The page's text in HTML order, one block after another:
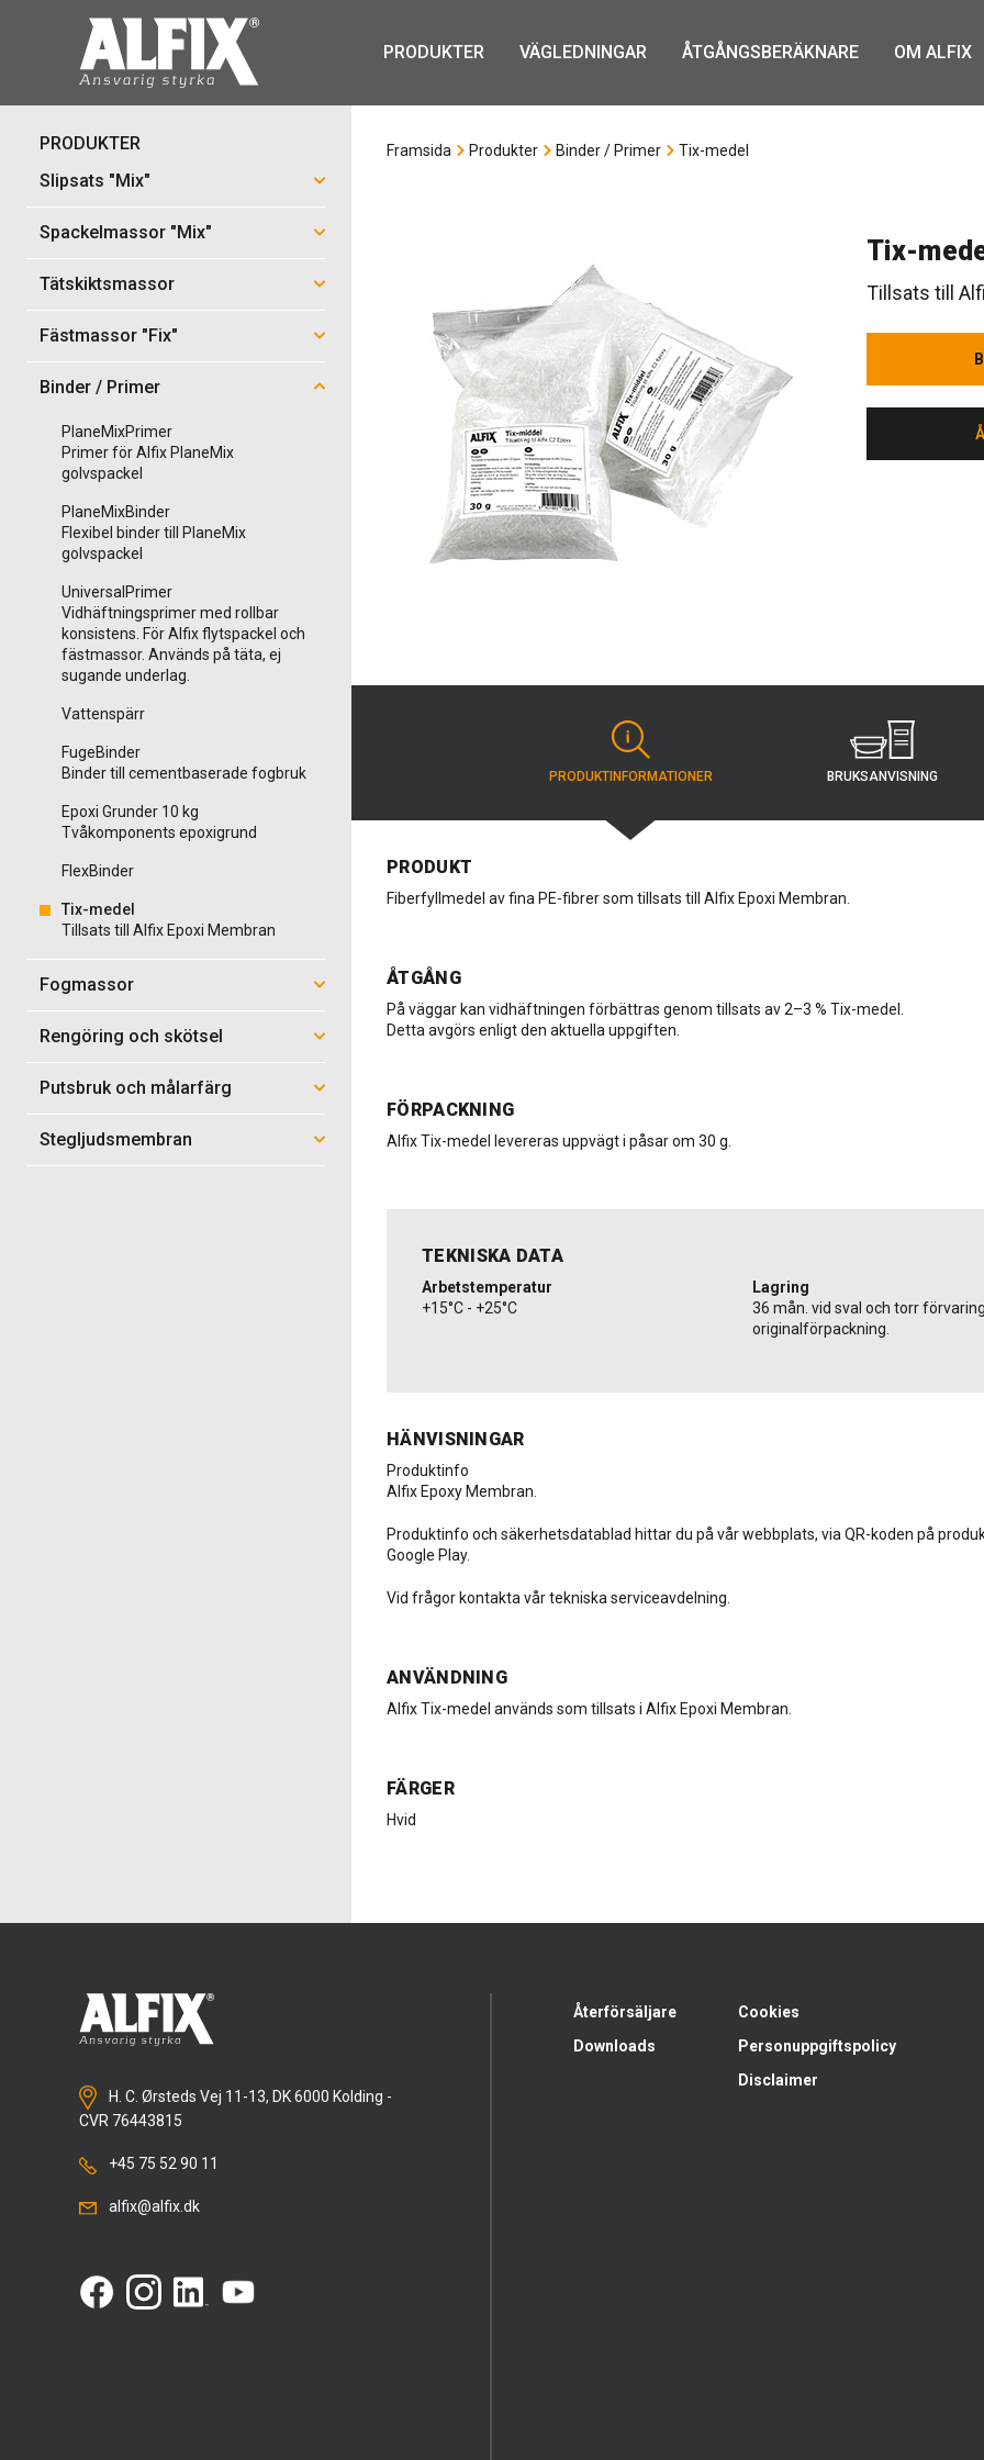
PRODUKTER VÄGLEDNINGAR ÅTGÅNGSBERÄKNARE OM ALFIX
PRODUKTER
Slipsats "Mix"
Spackelmassor "Mix"
Tätskiktsmassor
Fästmassor "Fix"
Binder / Primer
PlaneMixPrimer
Primer för Alfix PlaneMix
golvspackel
PlaneMixBinder
Flexibel binder till PlaneMix
golvspackel
UniversalPrimer
Vidhäftningsprimer med rollbar
konsistens. För Alfix flytspackel och
fästmassor. Används på täta, ej
sugande underlag.
Vattenspärr
FugeBinder
Binder till cementbaserade fogbruk
Epoxi Grunder 10 kg
Tvåkomponents epoxigrund
FlexBinder
Tix-medel
Tillsats till Alfix Epoxi Membran
Fogmassor
Rengöring och skötsel
Putsbruk och målarfärg
Stegljudsmembran
Framsida Produkter Binder / Primer Tix-medel
Tix-
Tillsats till
PRODUKT­INFORMATIONER BRUKSANVISNING
PRODUKT
Fiberfyllmedel av fina PE-fibrer som tillsats till Alfix Epoxi Membran.
ÅTGÅNG
På väggar kan vidhäftningen förbättras genom tillsats av 2–3 % Tix-medel.
Detta avgörs enligt den aktuella uppgiften.
FÖRPACKNING
Alfix Tix-medel levereras uppvägt i påsar om 30 g.
TEKNISKA DATA
Arbetstemperatur
+15°C - +25°C
Lagring
36 mån. vid sval och torr
originalförpackning.
HÄNVISNINGAR
Produktinfo
Alfix Epoxy Membran.
Produktinfo och säkerhetsdatablad hittar du på vår webbplats, via QR-koden på
Google Play.
Vid frågor kontakta vår tekniska serviceavdelning.
ANVÄNDNING
Alfix Tix-medel används som tillsats i Alfix Epoxi Membran.
FÄRGER
Hvid
H. C. Ørsteds Vej 11-13, DK 6000 Kolding -
CVR 76443815
+45 75 52 90 11
alfix@alfix.dk
Återförsäljare
Downloads
Cookies
Personuppgiftspolicy
Disclaimer